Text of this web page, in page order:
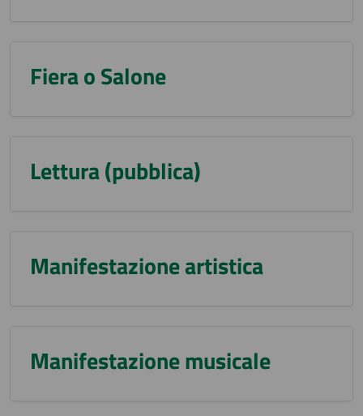
Fiera o Salone
Lettura (pubblica)
Manifestazione artistica
Manifestazione musicale